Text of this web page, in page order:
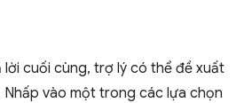
lời cuối cùng, trợ lý có thể đề xuất
vào một trong các lựa chọn